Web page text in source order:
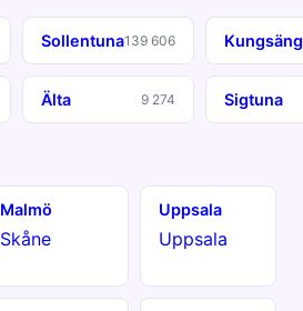
Sollentuna139 606
Älta 9 274 Sigtuna
Malmö
Skåne
Uppsala
Uppsala